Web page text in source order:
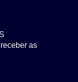
as